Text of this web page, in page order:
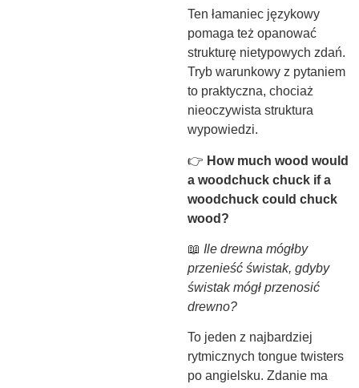
Ten łamaniec językowy
pomaga też opanować
strukturę nietypowych zdań.
Tryb warunkowy z pytaniem
to praktyczna, chociaż
nieoczywista struktura
wypowiedzi.
👉 How much wood would
a woodchuck chuck if a
woodchuck could chuck
wood?
📖 Ile drewna mógłby
przenieść świstak, gdyby
świstak mógł przenosić
drewno?
To jeden z najbardziej
rytmicznych tongue twisters
po angielsku. Zdanie ma